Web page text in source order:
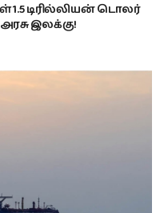
1.5 டிரில்லியன் டொலர்
இலக்கு!